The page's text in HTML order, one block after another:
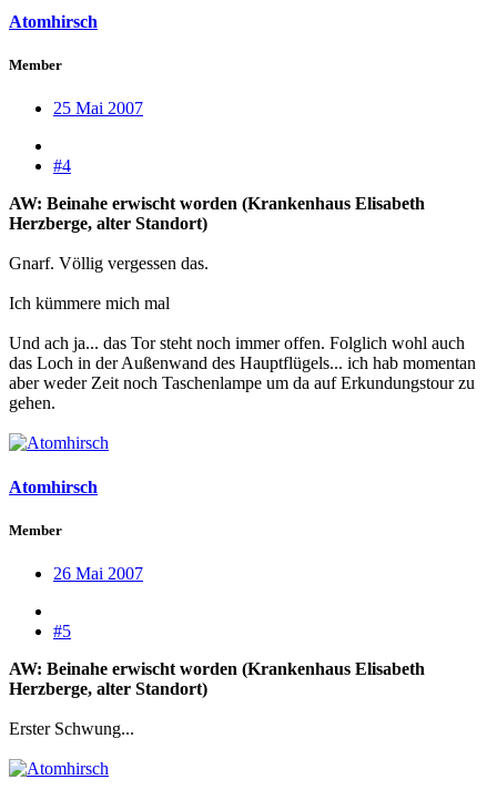
Atomhirsch
Member
25 Mai 2007
#4
AW: Beinahe erwischt worden (Krankenhaus Elisabeth
Herzberge, alter Standort)
Gnarf. Völlig vergessen das.
Ich kümmere mich mal
Und ach ja... das Tor steht noch immer offen. Folglich wohl auch
das Loch in der Außenwand des Hauptflügels... ich hab momentan
aber weder Zeit noch Taschenlampe um da auf Erkundungstour zu
gehen.
Atomhirsch
Member
26 Mai 2007
#5
AW: Beinahe erwischt worden (Krankenhaus Elisabeth
Herzberge, alter Standort)
Erster Schwung...